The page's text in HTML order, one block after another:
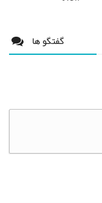
گفتگو ها